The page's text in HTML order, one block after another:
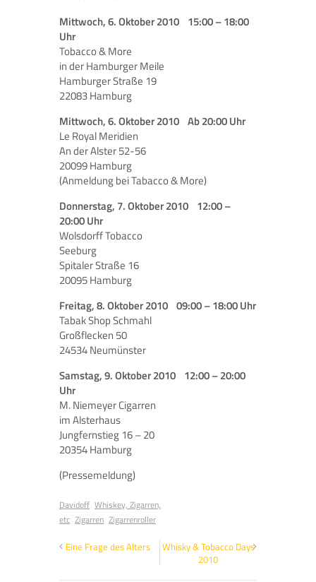
Mittwoch, 6. Oktober 2010 15:00 – 18:00
Uhr
Tobacco & More
in der Hamburger Meile
Hamburger Straße 19
22083 Hamburg
Mittwoch, 6. Oktober 2010 Ab 20:00 Uhr
Le Royal Meridien
An der Alster 52-56
20099 Hamburg
(Anmeldung bei Tabacco & More)
Donnerstag, 7. Oktober 2010 12:00 –
20:00 Uhr
Wolsdorff Tobacco
Seeburg
Spitaler Straße 16
20095 Hamburg
Freitag, 8. Oktober 2010 09:00 – 18:00 Uhr
Tabak Shop Schmahl
Großflecken 50
24534 Neumünster
Samstag, 9. Oktober 2010 12:00 – 20:00
Uhr
M. Niemeyer Cigarren
im Alsterhaus
Jungfernstieg 16 – 20
20354 Hamburg
(Pressemeldung)
Davidoff Whiskey, Zigarren,
etc Zigarren Zigarrenroller
Eine Frage des Alters
Whisky & Tobacco Days
2010